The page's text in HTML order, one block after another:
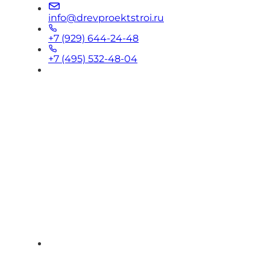
info@drevproektstroi.ru
+7 (929) 644-24-48
+7 (495) 532-48-04